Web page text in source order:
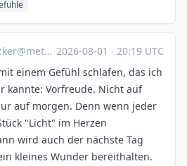
·2026-08-01 · 20:19 UTC
einem Gefühl schlafen, das ich
kannte: Vorfreude. Nicht auf
auf morgen. Denn wenn jeder
"Licht" im Herzen
wird auch der nächste Tag
kleines Wunder bereithalten.